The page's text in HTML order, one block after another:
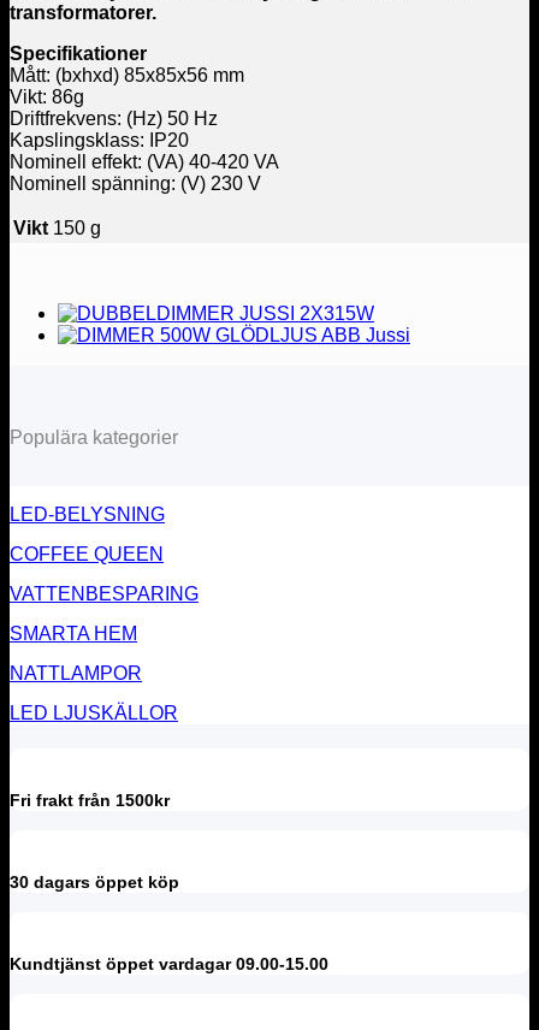
transformatorer.
Specifikationer
Mått: (bxhxd) 85x85x56 mm
Vikt: 86g
Driftfrekvens: (Hz) 50 Hz
Kapslingsklass: IP20
Nominell effekt: (VA) 40-420 VA
Nominell spänning: (V) 230 V
Vikt 150 g
Populära kategorier
LED-BELYSNING
COFFEE QUEEN
VATTENBESPARING
SMARTA HEM
NATTLAMPOR
LED LJUSKÄLLOR
Fri frakt från 1500kr
30 dagars öppet köp
Kundtjänst öppet vardagar 09.00-15.00